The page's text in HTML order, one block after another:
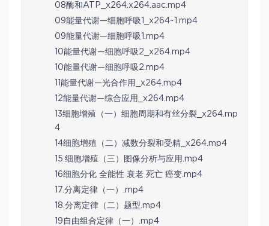
08酶和ATP_x264.x264.aac.mp4
09能量代谢—细胞呼吸1_x264~1.mp4
09能量代谢—细胞呼吸1.mp4
10能量代谢—细胞呼吸2_x264.mp4
10能量代谢—细胞呼吸2.mp4
11能量代谢—光合作用_x264.mp4
12能量代谢—综合应用_x264.mp4
13细胞增殖（一）细胞周期和有丝分裂_x264.mp
4
14细胞增殖（二）减数分裂和受精_x264.mp4
15.细胞增殖（三）图像分析与应用.mp4
16细胞分化 全能性 衰老 死亡 癌变.mp4
17.分离定律（一）.mp4
18.分离定律（二）题型.mp4
19自由组合定律（一）.mp4